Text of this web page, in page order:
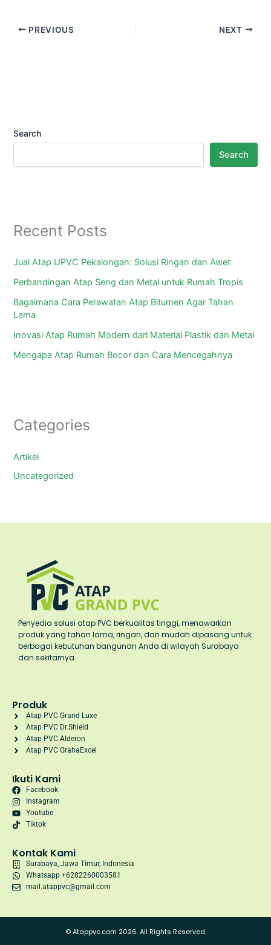
PREVIOUS NEXT
Search
Search
Recent Posts
Jual Atap UPVC Pekalongan: Solusi Ringan dan Awet
Perbandingan Atap Seng dan Metal untuk Rumah Tropis
Bagaimana Cara Perawatan Atap Bitumen Agar Tahan
Lama
Inovasi Atap Rumah Modern dari Material Plastik dan Metal
Mengapa Atap Rumah Bocor dan Cara Mencegahnya
Categories
Artikel
Uncategorized
Penyedia solusi atap PVC berkualitas tinggi, menawarkan
produk yang tahan lama, ringan, dan mudah dipasang untuk
berbagai kebutuhan bangunan Anda di wilayah Surabaya
dan sekitarnya.
Produk
Atap PVC Grand Luxe
Atap PVC Dr.Shield
Atap PVC Alderon
Atap PVC GrahaExcel
Ikuti Kami
Facebook
Instagram
Youtube
Tiktok
Kontak Kami
Surabaya, Jawa Timur, Indonesia
Whatsapp +6282260003581
mail.atappvc@gmail.com
© Atappvc.com 2026. All Rights Reserved.